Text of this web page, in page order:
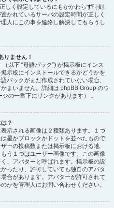
しく設定しているにもかかわらず時刻
かれているサーバの設定時間が正しく
人にこの事を連絡し解決してもらうし
りません！
以下 “母語パック”) が掲示板にインス
示板にインストールできるかどうかを
パックがまだ作成されていない場合、
まいません。詳細は phpBB Group のウ
の一番下にリンクがあります） 。
？
示される画像は２種類あります。１つ
星かブロックかドットを並べたもので
ーの投稿数または掲示板における地
う１つはユーザー画像です。この画像
、アバターと呼ばれます。掲示板の設
ったり、許可していても独自のアバタ
合があります。アバターが許可されて
かを管理人にお問い合わせください。